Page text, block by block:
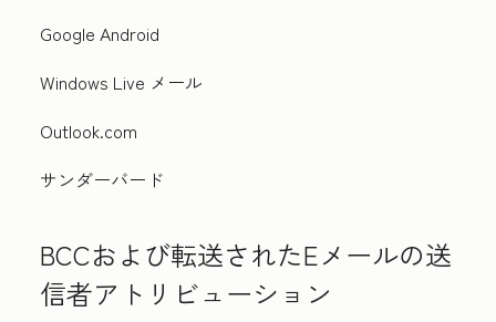
Google Android
Windows Live メール
Outlook.com
サンダーバード
BCCおよび転送されたEメールの送
信者アトリビューション